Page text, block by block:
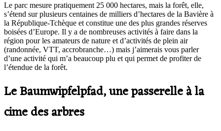
Le parc mesure pratiquement 25 000 hectares, mais la forêt, elle,
s’étend sur plusieurs centaines de milliers d’hectares de la Bavière à
la République-Tchèque et constitue une des plus grandes réserves
boisées d’Europe. Il y a de nombreuses activités à faire dans la
région pour les amateurs de nature et d’activités de plein air
(randonnée, VTT, accrobranche…) mais j’aimerais vous parler
d’une activité qui m’a beaucoup plu et qui permet de profiter de
l’étendue de la forêt.
Le Baumwipfelpfad, une passerelle à la
cime des arbres